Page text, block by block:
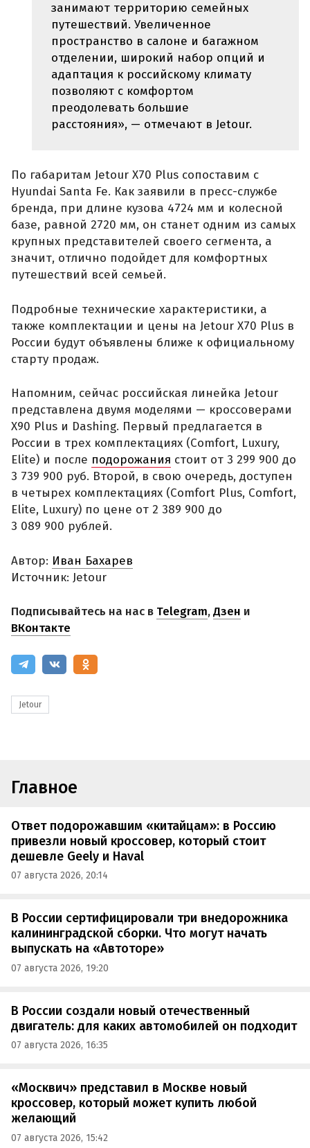
занимают территорию семейных
путешествий. Увеличенное
пространство в салоне и багажном
отделении, широкий набор опций и
адаптация к российскому климату
позволяют с комфортом
преодолевать большие
расстояния», — отмечают в Jetour.
По габаритам Jetour X70 Plus сопоставим с
Hyundai Santa Fe. Как заявили в пресс-службе
бренда, при длине кузова 4724 мм и колесной
базе, равной 2720 мм, он станет одним из самых
крупных представителей своего сегмента, а
значит, отлично подойдет для комфортных
путешествий всей семьей.
Подробные технические характеристики, а
также комплектации и цены на Jetour X70 Plus в
России будут объявлены ближе к официальному
старту продаж.
Напомним, сейчас российская линейка Jetour
представлена двумя моделями — кроссоверами
X90 Plus и Dashing. Первый предлагается в
России в трех комплектациях (Comfort, Luxury,
Elite) и после подорожания стоит от 3 299 900 до
3 739 900 руб. Второй, в свою очередь, доступен
в четырех комплектациях (Comfort Plus, Comfort,
Elite, Luxury) по цене от 2 389 900 до
3 089 900 рублей.
Автор: Иван Бахарев
Источник: Jetour
Подписывайтесь на нас в Telegram,Дзен и
ВКонтакте
Jetour
Главное
Ответ подорожавшим «китайцам»: в Россию
привезли новый кроссовер, который стоит
дешевле Geely и Haval
07 августа 2026, 20:14
В России сертифицировали три внедорожника
калининградской сборки. Что могут начать
выпускать на «Автоторе»
07 августа 2026, 19:20
В России создали новый отечественный
двигатель: для каких автомобилей он подходит
07 августа 2026, 16:35
«Москвич» представил в Москве новый
кроссовер, который может купить любой
желающий
07 августа 2026, 15:42